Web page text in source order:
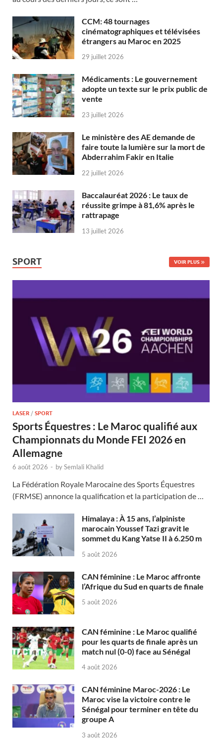
CCM: 48 tournages
cinématographiques et télévisées
étrangers au Maroc en 2025
29 juillet 2026
Médicaments : Le gouvernement
adopte un texte sur le prix public de
vente
23 juillet 2026
Le ministère des AE demande de
faire toute la lumière sur la mort de
Abderrahim Fakir en Italie
22 juillet 2026
Baccalauréat 2026 : Le taux de
réussite grimpe à 81,6% après le
rattrapage
13 juillet 2026
SPORT VOIR PLUS
LASER / SPORT
Sports Équestres : Le Maroc qualifié aux
Championnats du Monde FEI 2026 en
Allemagne
6 août 2026 - bySemlali Khalid
La Fédération Royale Marocaine des Sports Équestres
(FRMSE) annonce la qualification et la participation de …
Himalaya : À 15 ans, l’alpiniste
marocain Youssef Tazi gravit le
sommet du Kang Yatse II à 6.250 m
5 août 2026
CAN féminine : Le Maroc affronte
l’Afrique du Sud en quarts de finale
5 août 2026
CAN féminine : Le Maroc qualifié
pour les quarts de finale après un
match nul (0-0) face au Sénégal
4 août 2026
CAN féminine Maroc-2026 : Le
Maroc vise la victoire contre le
Sénégal pour terminer en tête du
groupe A
3 août 2026